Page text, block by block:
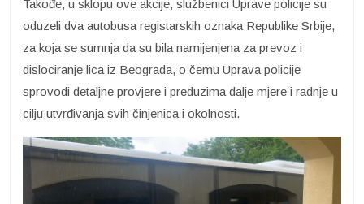
Takođe, u sklopu ove akcije, službenici Uprave policije su
oduzeli dva autobusa registarskih oznaka Republike Srbije,
za koja se sumnja da su bila namijenjena za prevoz i
dislociranje lica iz Beograda, o čemu Uprava policije
sprovodi detaljne provjere i preduzima dalje mjere i radnje u
cilju utvrđivanja svih činjenica i okolnosti.